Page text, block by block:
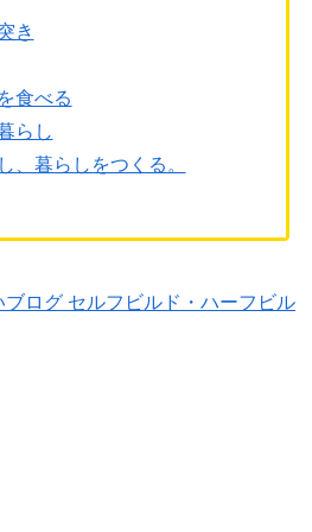
き
食べる
らし
、暮らしをつくる。